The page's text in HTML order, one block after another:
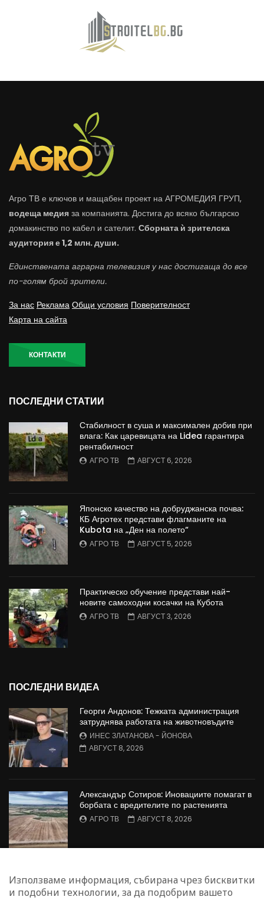
Агро ТВ е ключов и мащабен проект на АГРОМЕДИЯ ГРУП,
водеща медия за компанията. Достига до всяко българско
домакинство по кабел и сателит. Сборната ѝ зрителска
аудитория е 1,2 млн. души.
Единствената аграрна телевизия у нас достигаща до все
по-голям брой зрители.
За нас Реклама Общи условия Поверителност
Карта на сайта
КОНТАКТИ
ПОСЛЕДНИ СТАТИИ
Стабилност в суша и максимален добив при
влага: Как царевицата на Lidea гарантира
рентабилност
АГРО ТВ АВГУСТ 6, 2026
Японско качество на добруджанска почва:
КБ Агротех представи флагманите на
Kubota на „Ден на полето“
АГРО ТВ АВГУСТ 5, 2026
Практическо обучение представи най-
новите самоходни косачки на Кубота
АГРО ТВ АВГУСТ 3, 2026
ПОСЛЕДНИ ВИДЕА
Георги Андонов: Тежката администрация
затруднява работата на животновъдите
ИНЕС ЗЛАТАНОВА - ЙОНОВА
АВГУСТ 8, 2026
Александър Сотиров: Иновациите помагат в
борбата с вредителите по растенията
АГРО ТВ АВГУСТ 8, 2026
МАЛИНОПРОИЗВОДСТВО: Недостиг на
работна ръка в сектора
Използваме информация, събирана чрез бисквитки
и подобни технологии, за да подобрим вашето